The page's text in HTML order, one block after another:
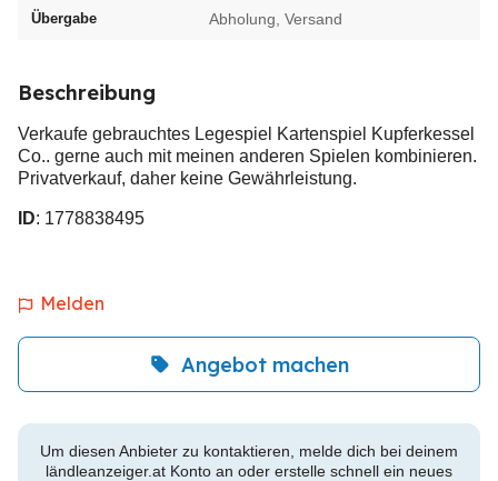
Übergabe Abholung, Versand
Beschreibung
Verkaufe gebrauchtes Legespiel Kartenspiel Kupferkessel
Co.. gerne auch mit meinen anderen Spielen kombinieren.
Privatverkauf, daher keine Gewährleistung.
ID: 1778838495
Melden
Angebot machen
Um diesen Anbieter zu kontaktieren, melde dich bei deinem
ländleanzeiger.at Konto an oder erstelle schnell ein neues